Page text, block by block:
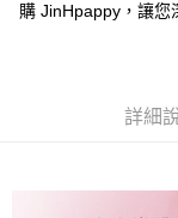
購 JinHpappy，讓您
詳細